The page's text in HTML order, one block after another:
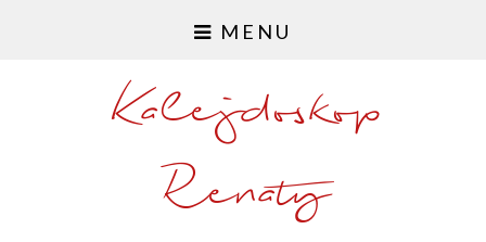
MENU
Kalejdoskop
Renaty